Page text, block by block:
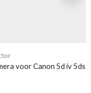
voor Canon 5d iv 5ds